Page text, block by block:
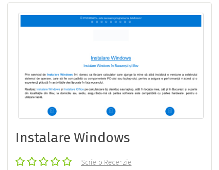
Instalare Windows
Scrie o Recenzie